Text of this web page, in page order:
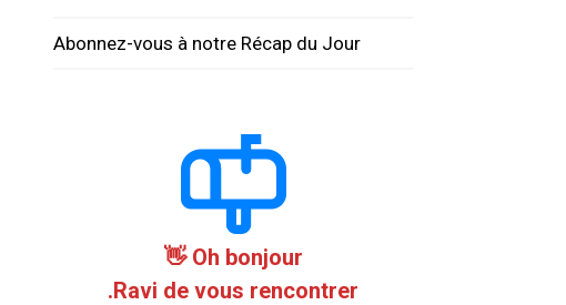
Abonnez-vous à notre Récap du Jour
Oh bonjour 👋
Ravi de vous rencontrer.